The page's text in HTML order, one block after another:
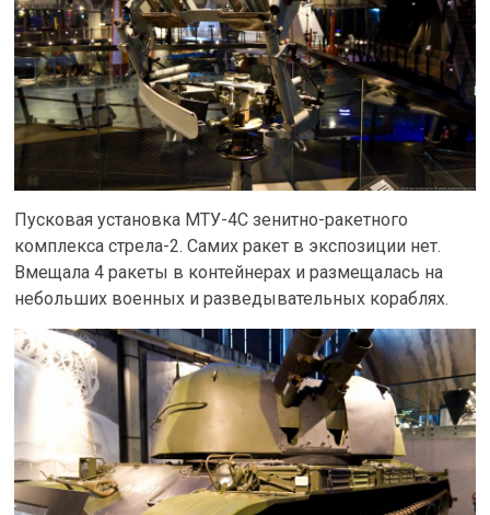
Пусковая установка МТУ-4С зенитно-ракетного
комплекса стрела-2. Самих ракет в экспозиции нет.
Вмещала 4 ракеты в контейнерах и размещалась на
небольших военных и разведывательных кораблях.